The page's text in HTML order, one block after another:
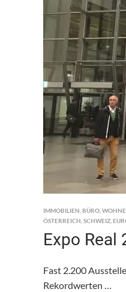
IMMOBILIEN BÜRO
ÖSTERREICH SCHWEIZ
Expo Real
Fast 2.200
Rekordwerten …